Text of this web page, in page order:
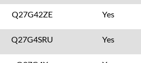
Q27G42ZE Yes
Q27G4SRU Yes